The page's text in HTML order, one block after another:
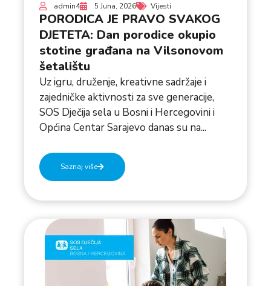
admin4 5 Juna, 2026 Vijesti
PORODICA JE PRAVO SVAKOG
DJETETA: Dan porodice okupio
stotine građana na Vilsonovom
šetalištu
Uz igru, druženje, kreativne sadržaje i
zajedničke aktivnosti za sve generacije,
SOS Dječija sela u Bosni i Hercegovini i
Općina Centar Sarajevo danas su na...
Saznaj više